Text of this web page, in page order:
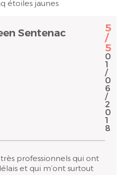
Sentenac
5
/
5
0
1
/
0
6
/
2
0
1
8
professionnels qui ont
et qui m’ont surtout